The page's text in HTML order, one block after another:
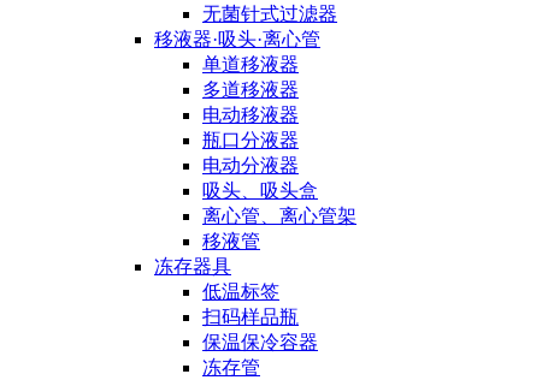
无菌针式过滤器
移液器·吸头·离心管
单道移液器
多道移液器
电动移液器
瓶口分液器
电动分液器
吸头、吸头盒
离心管、离心管架
移液管
冻存器具
低温标签
扫码样品瓶
保温保冷容器
冻存管